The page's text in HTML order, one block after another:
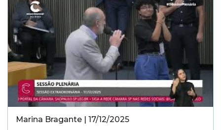
Marina Bragante | 17/12/2025